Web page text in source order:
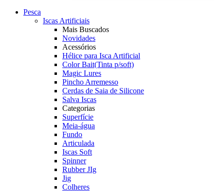
Pesca
Iscas Artificiais
Mais Buscados
Novidades
Acessórios
Hélice para Isca Artificial
Color Bait(Tinta p/soft)
Magic Lures
Pincho Arremesso
Cerdas de Saia de Silicone
Salva Iscas
Categorias
Superfície
Meia-água
Fundo
Articulada
Iscas Soft
Spinner
Rubber JIg
Jig
Colheres